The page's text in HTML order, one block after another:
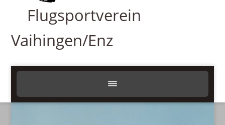
Flugsportverein
Vaihingen/Enz